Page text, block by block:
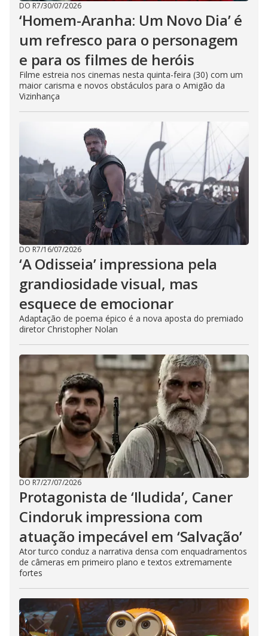
DO R7/30/07/2026
‘Homem-Aranha: Um Novo Dia’ é
um refresco para o personagem
e para os filmes de heróis
Filme estreia nos cinemas nesta quinta-feira (30) com um
maior carisma e novos obstáculos para o Amigão da
Vizinhança
DO R7/16/07/2026
‘A Odisseia’ impressiona pela
grandiosidade visual, mas
esquece de emocionar
Adaptação de poema épico é a nova aposta do premiado
diretor Christopher Nolan
DO R7/27/07/2026
Protagonista de ‘Iludida’, Caner
Cindoruk impressiona com
atuação impecável em ‘Salvação’
Ator turco conduz a narrativa densa com enquadramentos
de câmeras em primeiro plano e textos extremamente
fortes